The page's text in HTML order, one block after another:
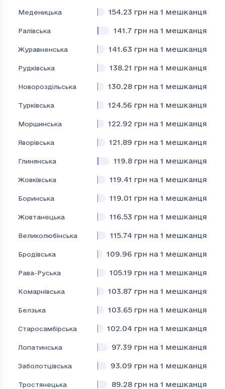
Меденицька 154.23 грн на 1 мешканця
Ралівська 141.7 грн на 1 мешканця
Журавненська 141.63 грн на 1 мешканця
Рудківська 138.21 грн на 1 мешканця
Новороздільська 130.28 грн на 1 мешканця
Турківська 124.56 грн на 1 мешканця
Моршинська 122.92 грн на 1 мешканця
Яворівська 121.89 грн на 1 мешканця
Глинянська 119.8 грн на 1 мешканця
Жовківська 119.41 грн на 1 мешканця
Боринська 119.01 грн на 1 мешканця
Жовтанецька 116.53 грн на 1 мешканця
Великолюбінська 115.74 грн на 1 мешканця
Бродівська 109.96 грн на 1 мешканця
Рава-Руська 105.19 грн на 1 мешканця
Комарнівська 103.87 грн на 1 мешканця
Белзька 103.65 грн на 1 мешканця
Старосамбірська 102.04 грн на 1 мешканця
Лопатинська 97.39 грн на 1 мешканця
Заболотцівська 93.09 грн на 1 мешканця
Тростянецька 89.28 грн на 1 мешканця